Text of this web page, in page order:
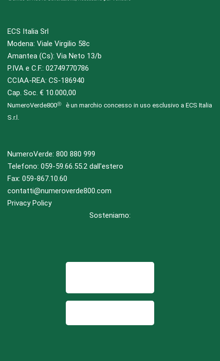
ECS Italia Srl
Modena: Viale Virgilio 58c
Amantea (Cs): Via Neto 13/b
P.IVA e C.F.: 02749770786
CCIAA-REA: CS-186940
Cap. Soc. € 10.000,00
NumeroVerde800
è un marchio concesso in uso esclusivo a ECS Italia
S.r.l.
NumeroVerde: 800 880 999
Telefono: 059-59.66.55.2 dall'estero
Fax: 059-867.10.60
contatti@numeroverde800.com
Privacy Policy
Sosteniamo: